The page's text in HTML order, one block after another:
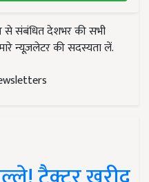
से संबंधित देशभर की सभी
न्यूज़लेटर की सदस्यता लें.